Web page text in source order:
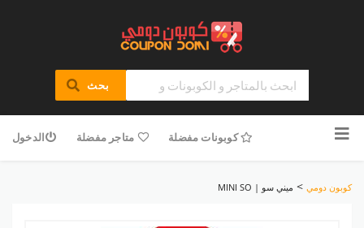
بحث
للمحتوى
كوبونات مفضلة متاجر مفضلة الدخول
كوبون دومي > ميني سو | MINI SO